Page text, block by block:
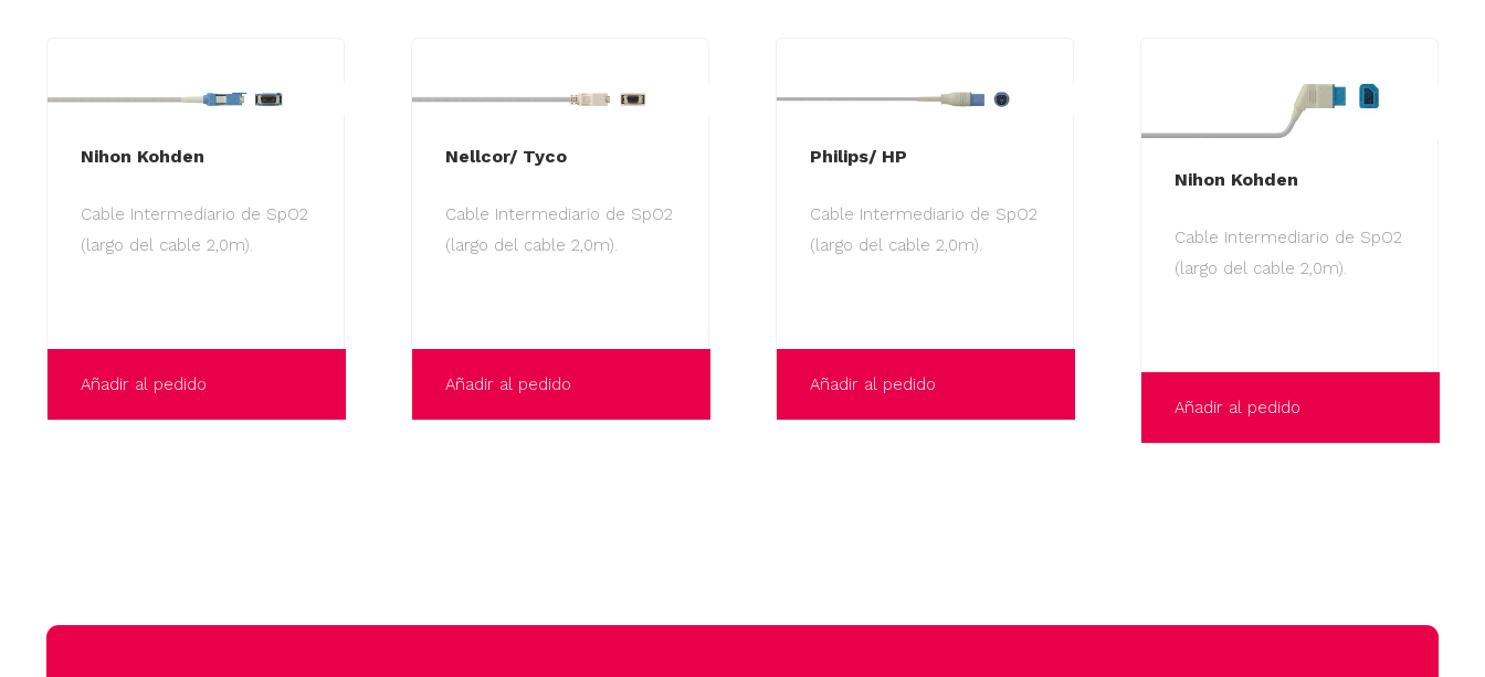
Nihon Kohden
Cable Intermediario de SpO2
(largo del cable 2,0m).
Añadir al pedido
Nellcor/ Tyco
Cable Intermediario de SpO2
(largo del cable 2,0m).
Añadir al pedido
Philips/ HP
Cable Intermediario de SpO2
(largo del cable 2,0m).
Añadir al pedido
Nihon Kohden
Cable Intermediario de SpO2
(largo del cable 2,0m).
Añadir al pedido